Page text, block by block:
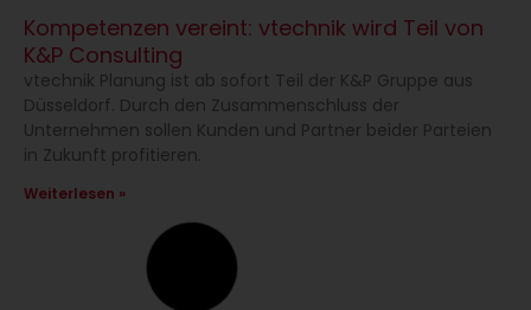
Kompetenzen vereint: vtechnik wird Teil von
K&P Consulting
vtechnik Planung ist ab sofort Teil der K&P Gruppe aus
Düsseldorf. Durch den Zusammenschluss der
Unternehmen sollen Kunden und Partner beider Parteien
in Zukunft profitieren.
Weiterlesen »